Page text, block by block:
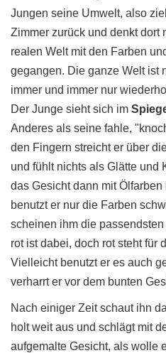
Jungen seine Umwelt, also
Zimmer zurück und denkt dort
realen Welt mit den Farben
gegangen. Die ganze Welt ist
immer und immer nur
Der Junge sieht sich im
Anderes als seine fahle,
den Fingern streicht er über
und fühlt nichts als Glätte und
das Gesicht dann mit Ölfarben
benutzt er nur die Farben
scheinen ihm die
rot ist dabei, doch rot steht für
Vielleicht benutzt er es auch
verharrt er vor dem bunten
Nach einiger Zeit schaut ihn
holt weit aus und schlägt mit
aufgemalte Gesicht, als wolle